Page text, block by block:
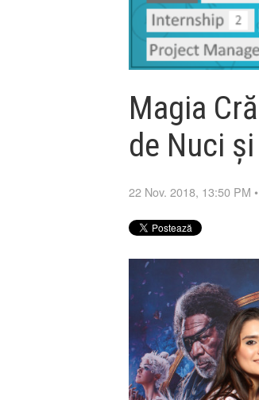
Magia
de Nuci
22 Nov. 2018, 13:50 PM •